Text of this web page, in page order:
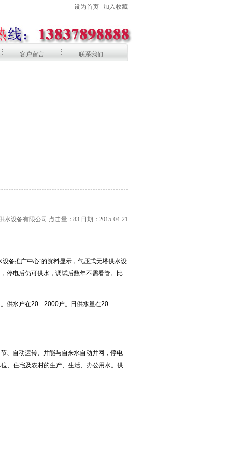
设为首页 加入收藏
客户留言 联系我们
水设备有限公司 点击量： 83 日期：2015-04-21
备推广中心”的资料显示，气压式无塔供水设
停电后仍可供水，调试后数年不需看管。比
供水户在20－2000户。日供水量在20－
、自动运转、并能与自来水自动并网，停电
、住宅及农村的生产、生活、办公用水。供